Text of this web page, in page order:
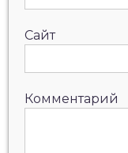
Сайт
Комментарий